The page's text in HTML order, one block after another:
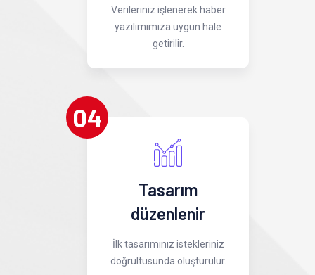
Verileriniz işlenerek haber
yazılımımıza uygun hale
getirilir.
04
Tasarım
düzenlenir
İlk tasarımınız istekleriniz
doğrultusunda oluşturulur.